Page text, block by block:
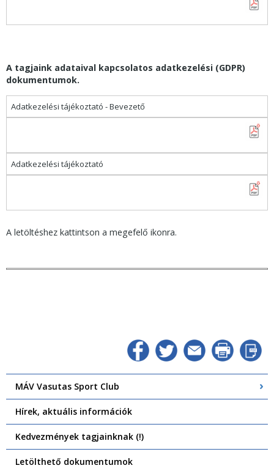
A tagjaink adataival kapcsolatos adatkezelési (GDPR)
dokumentumok.
Adatkezelési tájékoztató - Bevezető
Adatkezelési tájékoztató
A letöltéshez kattintson a megefelő ikonra.
MÁV Vasutas Sport Club
Hírek, aktuális információk
Kedvezmények tagjainknak (!)
Letölthető dokumentumok